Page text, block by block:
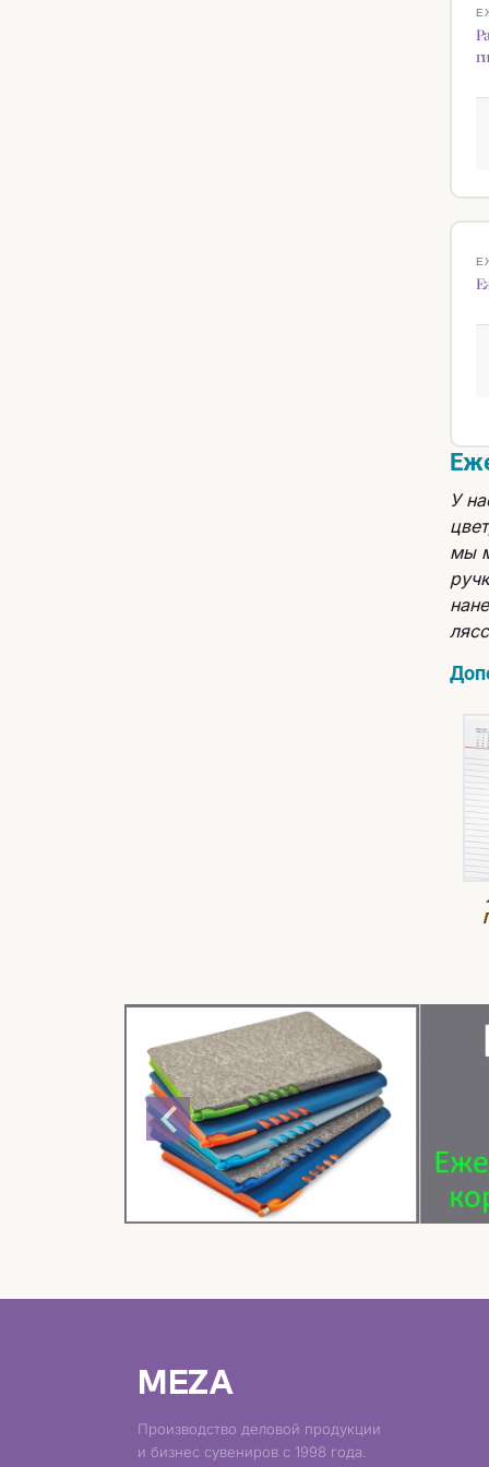
У
мы
MEZA
Производство деловой продукции
и бизнес сувениров с 1998 года.